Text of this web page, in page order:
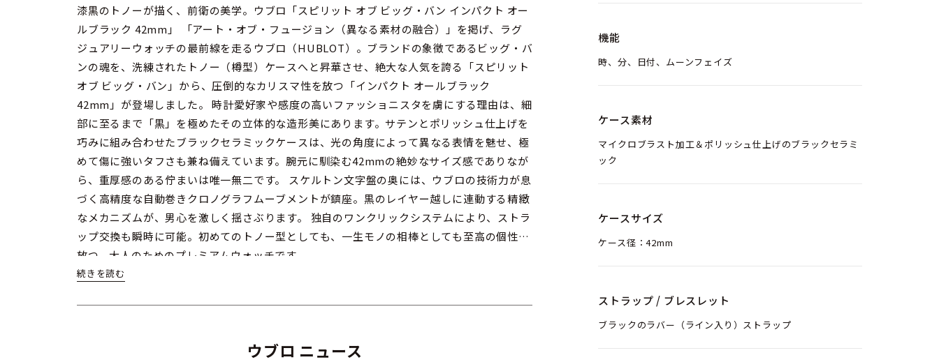
漆黒のトノーが描く、前衛の美学。ウブロ「スピリット オブ ビッグ・バン インパクト オー
ルブラック 42mm」 「アート・オブ・フュージョン（異なる素材の融合）」を掲げ、ラグ
ジュアリーウォッチの最前線を走るウブロ（HUBLOT）。ブランドの象徴であるビッグ・バ
ンの魂を、洗練されたトノー（樽型）ケースへと昇華させ、絶大な人気を誇る「スピリット
オブ ビッグ・バン」から、圧倒的なカリスマ性を放つ「インパクト オールブラック
42mm」が登場しました。 時計愛好家や感度の高いファッショニスタを虜にする理由は、細
部に至るまで「黒」を極めたその立体的な造形美にあります。サテンとポリッシュ仕上げを
巧みに組み合わせたブラックセラミックケースは、光の角度によって異なる表情を魅せ、極
めて傷に強いタフさも兼ね備えています。腕元に馴染む42mmの絶妙なサイズ感でありなが
ら、重厚感のある佇まいは唯一無二です。 スケルトン文字盤の奥には、ウブロの技術力が息
づく高精度な自動巻きクロノグラフムーブメントが鎮座。黒のレイヤー越しに連動する精緻
なメカニズムが、男心を激しく揺さぶります。 独自のワンクリックシステムにより、ストラ
ップ交換も瞬時に可能。初めてのトノー型としても、一生モノの相棒としても至高の個性を
放つ、大人のためのプレミアムウォッチです。
ウブロ ニュース
機能
時、分、日付、ムーンフェイズ
ケース素材
マイクロブラスト加工＆ポリッシュ仕上げのブラックセラミ
ック
ケースサイズ
ケース径：42mm
ストラップ / ブレスレット
ブラックのラバー（ライン入り）ストラップ